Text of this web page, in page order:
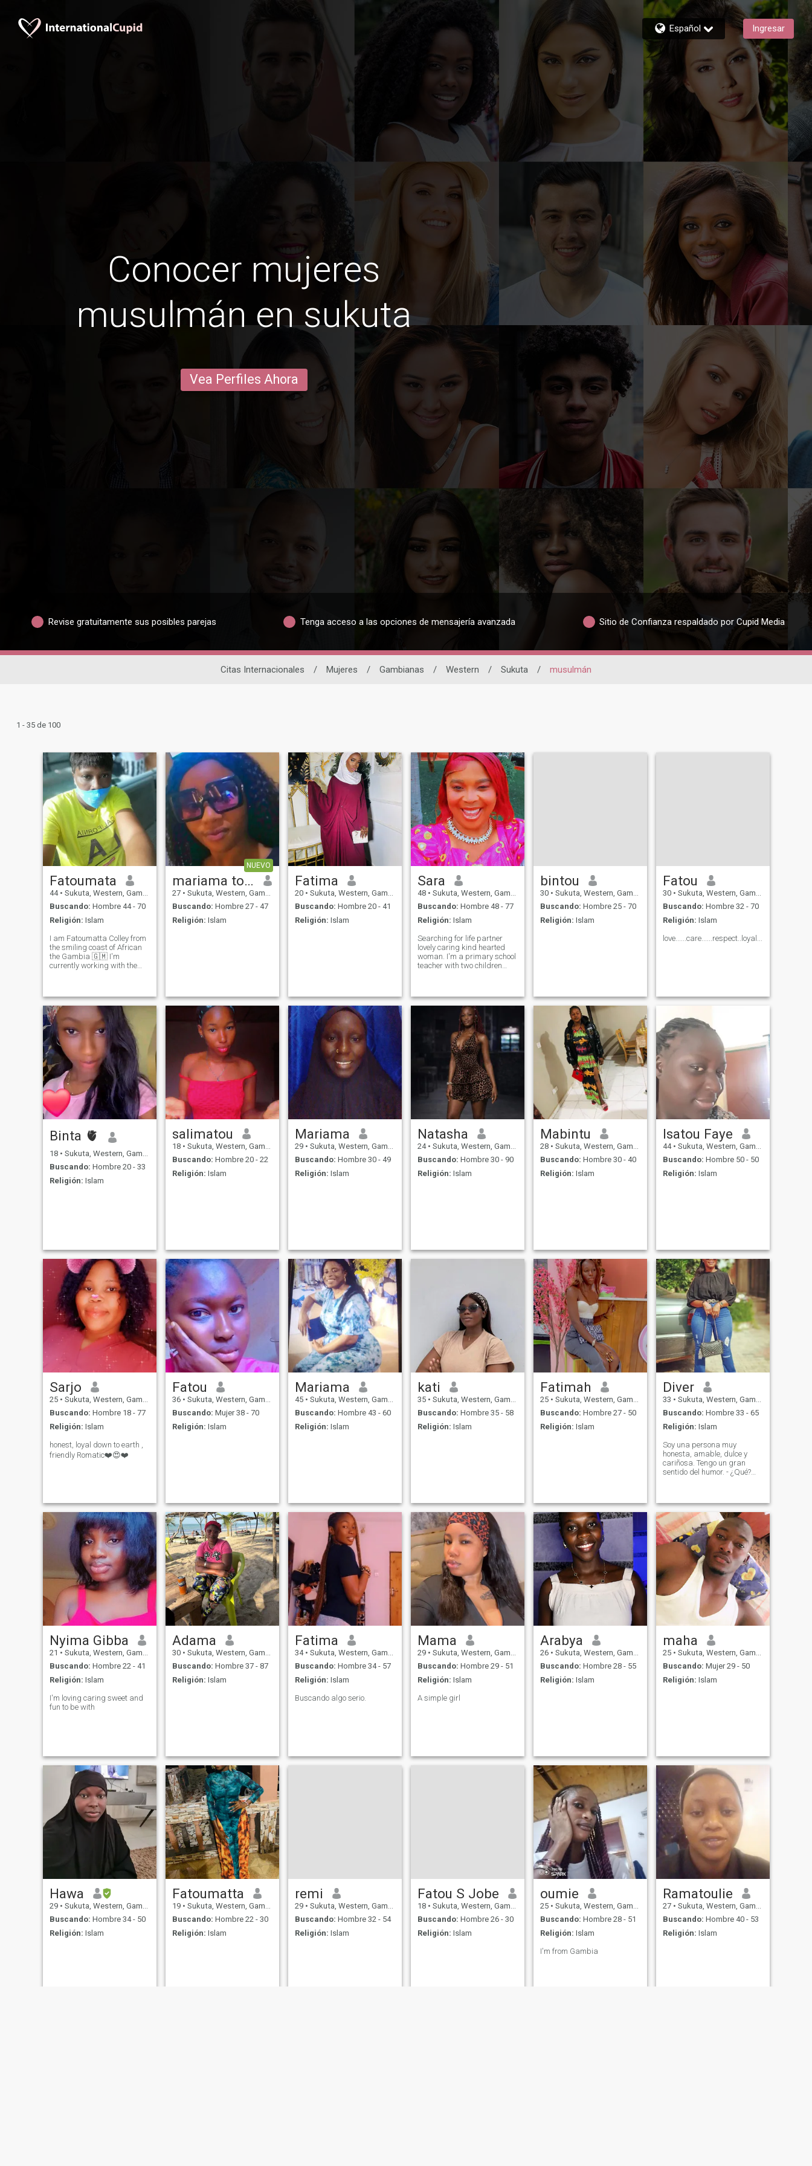
Español Ingresar
Conocer mujeres
musulmán en sukuta
Vea Perfiles Ahora
Revise gratuitamente sus posibles parejas Tenga acceso a las opciones de mensajería avanzada Sitio de Confianza respaldado por Cupid Media
Citas Internacionales / Mujeres / Gambianas / Western / Sukuta / musulmán
1 - 35 de 100
Fatoumata
44 • Sukuta, Western, Gambia
Buscando: Hombre 44 - 70
Religión: Islam
I am Fatoumatta Colley from
the smiling coast of African
the Gambia 🇬🇲 I'm
currently working with the
accountant by profession. I
was first married to a
colleague one Police o
NUEVO
mariama touray
27 • Sukuta, Western, Gambia
Buscando: Hombre 27 - 47
Religión: Islam
Fatima
20 • Sukuta, Western, Gambia
Buscando: Hombre 20 - 41
Religión: Islam
Sara
48 • Sukuta, Western, Gambia
Buscando: Hombre 48 - 77
Religión: Islam
Searching for life partner
lovely caring kind hearted
woman. I'm a primary school
teacher with two children
real. You are free to text me if
you are around my age or
bintou
30 • Sukuta, Western, Gambia
Buscando: Hombre 25 - 70
Religión: Islam
Fatou
30 • Sukuta, Western, Gambia
Buscando: Hombre 32 - 70
Religión: Islam
love......care......respect..loyal......honest...truth
Binta 🫀
18 • Sukuta, Western, Gambia
Buscando: Hombre 20 - 33
Religión: Islam
salimatou
18 • Sukuta, Western, Gambia
Buscando: Hombre 20 - 22
Religión: Islam
Mariama
29 • Sukuta, Western, Gambia
Buscando: Hombre 30 - 49
Religión: Islam
Natasha
24 • Sukuta, Western, Gambia
Buscando: Hombre 30 - 90
Religión: Islam
Mabintu
28 • Sukuta, Western, Gambia
Buscando: Hombre 30 - 40
Religión: Islam
Isatou Faye
44 • Sukuta, Western, Gambia
Buscando: Hombre 50 - 50
Religión: Islam
Sarjo
25 • Sukuta, Western, Gambia
Buscando: Hombre 18 - 77
Religión: Islam
honest, loyal down to earth ,
friendly Romatic❤️😍❤️
Fatou
36 • Sukuta, Western, Gambia
Buscando: Mujer 38 - 70
Religión: Islam
Mariama
45 • Sukuta, Western, Gambia
Buscando: Hombre 43 - 60
Religión: Islam
kati
35 • Sukuta, Western, Gambia
Buscando: Hombre 35 - 58
Religión: Islam
Fatimah
25 • Sukuta, Western, Gambia
Buscando: Hombre 27 - 50
Religión: Islam
Diver
33 • Sukuta, Western, Gambia
Buscando: Hombre 33 - 65
Religión: Islam
Soy una persona muy
honesta, amable, dulce y
cariñosa. Tengo un gran
sentido del humor. - ¿Qué?
Nyima Gibba
21 • Sukuta, Western, Gambia
Buscando: Hombre 22 - 41
Religión: Islam
I'm loving caring sweet and
fun to be with
Adama
30 • Sukuta, Western, Gambia
Buscando: Hombre 37 - 87
Religión: Islam
Fatima
34 • Sukuta, Western, Gambia
Buscando: Hombre 34 - 57
Religión: Islam
Buscando algo serio.
Mama
29 • Sukuta, Western, Gambia
Buscando: Hombre 29 - 51
Religión: Islam
A simple girl
Arabya
26 • Sukuta, Western, Gambia
Buscando: Hombre 28 - 55
Religión: Islam
maha
25 • Sukuta, Western, Gambia
Buscando: Mujer 29 - 50
Religión: Islam
Hawa
29 • Sukuta, Western, Gambia
Buscando: Hombre 34 - 50
Religión: Islam
Fatoumatta
19 • Sukuta, Western, Gambia
Buscando: Hombre 22 - 30
Religión: Islam
remi
29 • Sukuta, Western, Gambia
Buscando: Hombre 32 - 54
Religión: Islam
Fatou S Jobe
18 • Sukuta, Western, Gambia
Buscando: Hombre 26 - 30
Religión: Islam
oumie
25 • Sukuta, Western, Gambia
Buscando: Hombre 28 - 51
Religión: Islam
I'm from Gambia
Ramatoulie
27 • Sukuta, Western, Gambia
Buscando: Hombre 40 - 53
Religión: Islam